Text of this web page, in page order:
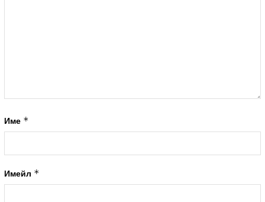
Име *
Имейл *